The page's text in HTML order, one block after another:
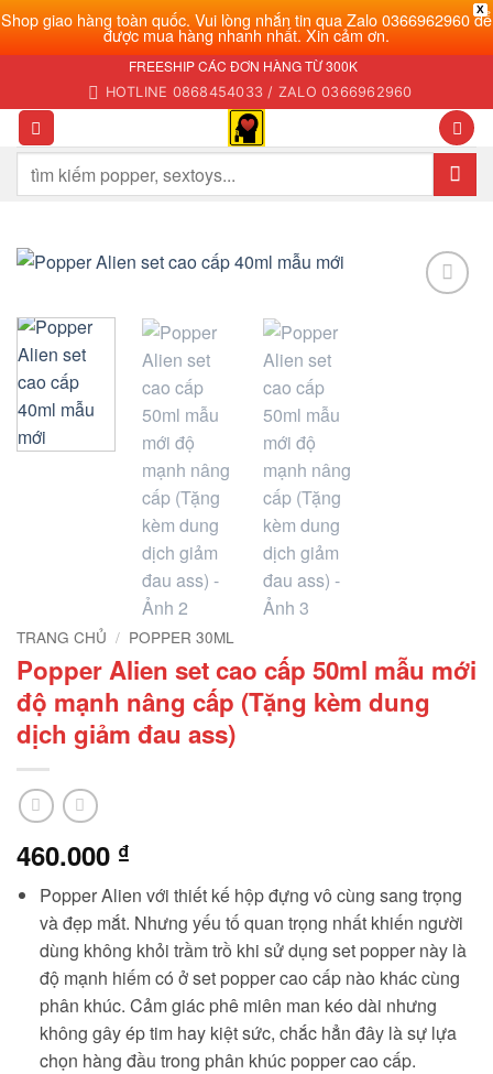
X
Shop giao hàng toàn quốc. Vui lòng nhắn tin qua Zalo 0366962960 để
được mua hàng nhanh nhất. Xin cảm ơn.
nội
dung
FREESHIP CÁC ĐƠN HÀNG TỪ 300K
HOTLINE 0868454033 / ZALO 0366962960
Tìm
kiếm:
TRANG CHỦ / POPPER 30ML
Popper Alien set cao cấp 50ml mẫu mới
độ mạnh nâng cấp (Tặng kèm dung
dịch giảm đau ass)
460.000 ₫
Popper Alien với thiết kế hộp đựng vô cùng sang trọng
và đẹp mắt. Nhưng yếu tố quan trọng nhất khiến người
dùng không khỏi trầm trồ khi sử dụng set popper này là
độ mạnh hiếm có ở set popper cao cấp nào khác cùng
phân khúc. Cảm giác phê miên man kéo dài nhưng
không gây ép tim hay kiệt sức, chắc hẳn đây là sự lựa
chọn hàng đầu trong phân khúc popper cao cấp.